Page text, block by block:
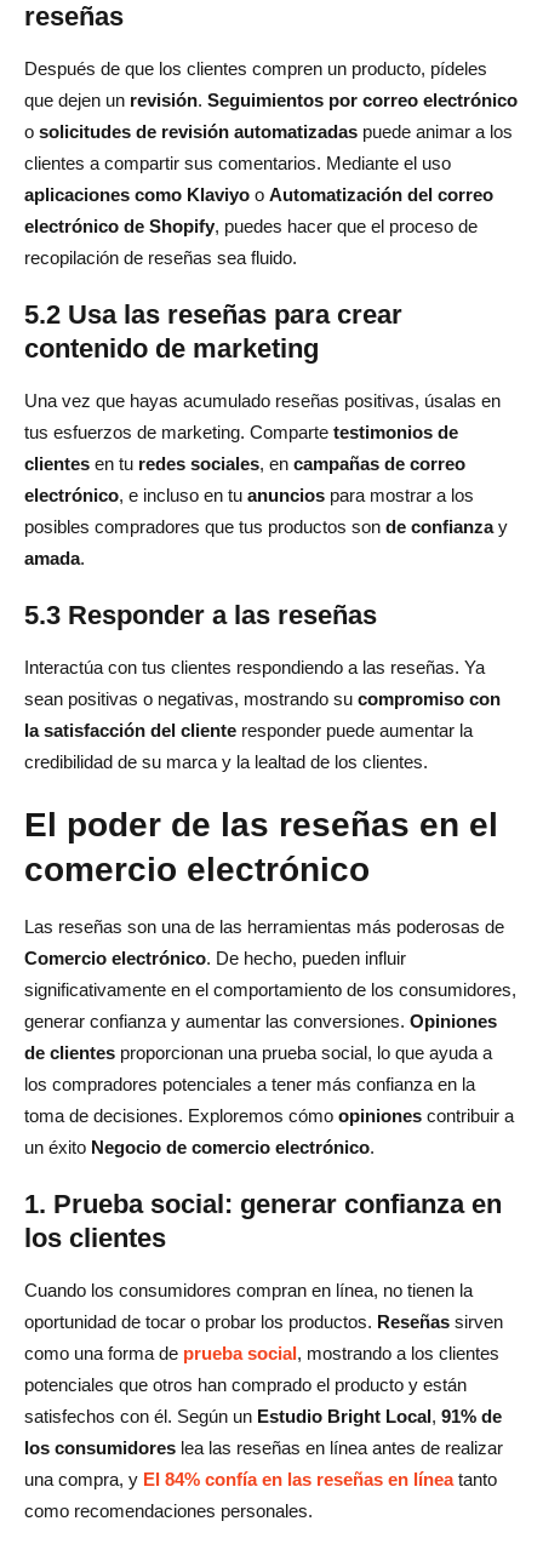
reseñas
Después de que los clientes compren un producto, pídeles
que dejen un revisión. Seguimientos por correo electrónico
o solicitudes de revisión automatizadas puede animar a los
clientes a compartir sus comentarios. Mediante el uso
aplicaciones como Klaviyo o Automatización del correo
electrónico de Shopify, puedes hacer que el proceso de
recopilación de reseñas sea fluido.
5.2 Usa las reseñas para crear
contenido de marketing
Una vez que hayas acumulado reseñas positivas, úsalas en
tus esfuerzos de marketing. Comparte testimonios de
clientes en tu redes sociales, en campañas de correo
electrónico, e incluso en tu anuncios para mostrar a los
posibles compradores que tus productos son de confianzay
amada.
5.3 Responder a las reseñas
Interactúa con tus clientes respondiendo a las reseñas. Ya
sean positivas o negativas, mostrando su compromiso con
la satisfacción del cliente responder puede aumentar la
credibilidad de su marca y la lealtad de los clientes.
El poder de las reseñas en el
comercio electrónico
Las reseñas son una de las herramientas más poderosas de
Comercio electrónico. De hecho, pueden influir
significativamente en el comportamiento de los consumidores,
generar confianza y aumentar las conversiones. Opiniones
de clientes proporcionan una prueba social, lo que ayuda a
los compradores potenciales a tener más confianza en la
toma de decisiones. Exploremos cómo opiniones contribuir a
un éxito Negocio de comercio electrónico.
1. Prueba social: generar confianza en
los clientes
Cuando los consumidores compran en línea, no tienen la
oportunidad de tocar o probar los productos. Reseñas sirven
como una forma de prueba social, mostrando a los clientes
potenciales que otros han comprado el producto y están
satisfechos con él. Según un Estudio Bright Local, 91% de
los consumidores lea las reseñas en línea antes de realizar
una compra, y El 84% confía en las reseñas en líneatanto
como recomendaciones personales.